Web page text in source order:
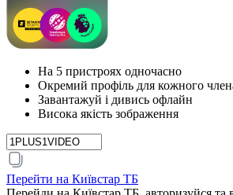
На 5 пристроях одночасно
Окремий профіль для кожного
Завантажуй і дивись офлайн
Висока якість зображення
Перейти на Київстар ТБ